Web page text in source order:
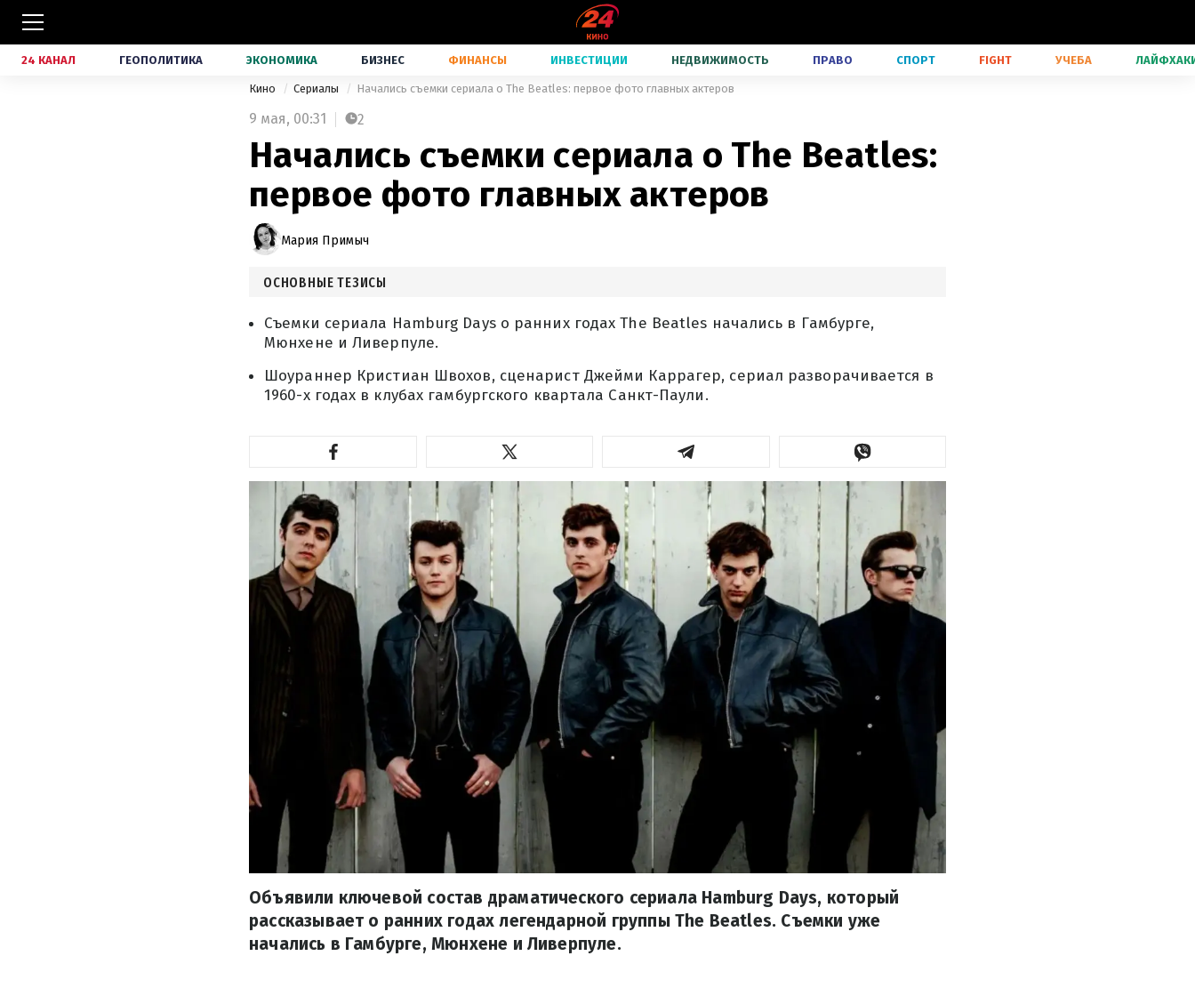
24 КАНАЛ ГЕОПОЛИТИКА ЭКОНОМИКА БИЗНЕС ФИНАНСЫ ИНВЕСТИЦИИ НЕДВИЖИМОСТЬ ПРАВО СПОРТ FIGHT УЧЕБА
Кино Сериалы Начались съемки сериала о The Beatles: первое фото главных актеров
9 мая, 00:31 2
Начались съемки сериала о The Beatles:
первое фото главных актеров
Мария Примыч
ОСНОВНЫЕ ТЕЗИСЫ
Съемки сериала Hamburg Days о ранних годах The Beatles начались в Гамбурге,
Мюнхене и Ливерпуле.
Шоураннер Кристиан Швохов, сценарист Джейми Каррагер, сериал разворачивается в
1960-х годах в клубах гамбургского квартала Санкт-Паули.
Объявили ключевой состав драматического сериала Hamburg Days, который
рассказывает о ранних годах легендарной группы The Beatles. Съемки уже
начались в Гамбурге, Мюнхене и Ливерпуле.